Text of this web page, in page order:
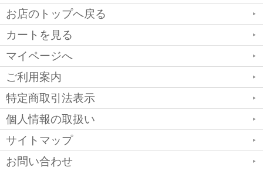
お店のトップへ戻る
カートを見る
マイページへ
ご利用案内
特定商取引法表示
個人情報の取扱い
サイトマップ
お問い合わせ